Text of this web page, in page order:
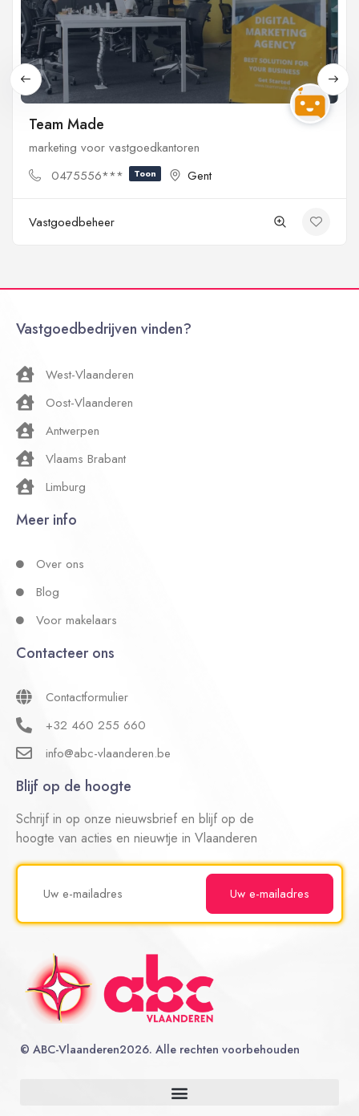
Team Made
marketing voor vastgoedkantoren
0475556***
Toon Gent
Vastgoedbeheer
Vastgoedbedrijven vinden?
West-Vlaanderen
Oost-Vlaanderen
Antwerpen
Vlaams Brabant
Limburg
Meer info
Over ons
Blog
Voor makelaars
Contacteer ons
Contactformulier
+32 460 255 660
info@abc-vlaanderen.be
Blijf op de hoogte
Schrijf in op onze nieuwsbrief en blijf op de
hoogte van acties en nieuwtje in Vlaanderen
© ABC-Vlaanderen2026. Alle rechten voorbehouden